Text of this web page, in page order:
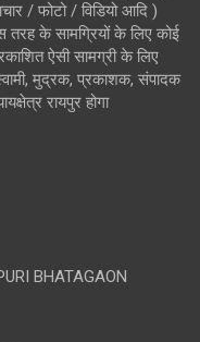
/ फोटो / विडियो आदि )
तरह के सामग्रियों के लिए कोई
ऐसी सामग्री के लिए
मुद्रक, प्रकाशक, संपादक
रायपुर होगा
BHATAGAON